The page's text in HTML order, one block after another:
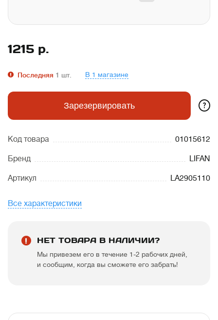
1215 р.
Последняя 1 шт. В 1 магазине
Зарезервировать ?
Код товара 01015612
Бренд LIFAN
Артикул LA2905110
Все характеристики
НЕТ ТОВАРА В НАЛИЧИИ?
Мы привезем его в течение 1-2 рабочих дней,
и сообщим, когда вы сможете его забрать!